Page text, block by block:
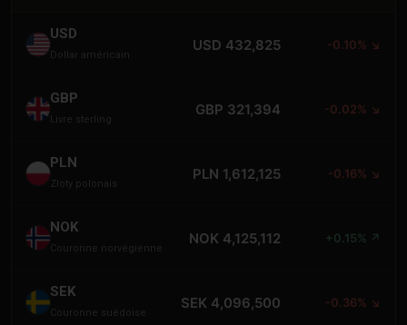
USD
Dollar américain
USD 432,825 -0.10% ↘
GBP
Livre sterling
GBP 321,394 -0.02% ↘
PLN
Zloty polonais
PLN 1,612,125 -0.16% ↘
NOK
Couronne norvégienne
NOK 4,125,112 +0.15% ↗
SEK
Couronne suédoise
SEK 4,096,500 -0.36% ↘